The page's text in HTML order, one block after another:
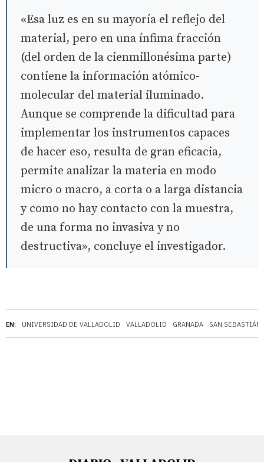
EN: UNIVERSIDAD DE VALLADOLID VALLADOLID GRANADA SAN SEBASTIÁN
«Esa luz es en su mayoría el reflejo del
material, pero en una ínfima fracción
(del orden de la cienmillonésima parte)
contiene la información atómico-
molecular del material iluminado.
Aunque se comprende la dificultad para
implementar los instrumentos capaces
de hacer eso, resulta de gran eficacia,
permite analizar la materia en modo
micro o macro, a corta o a larga distancia
y como no hay contacto con la muestra,
de una forma no invasiva y no
destructiva», concluye el investigador.